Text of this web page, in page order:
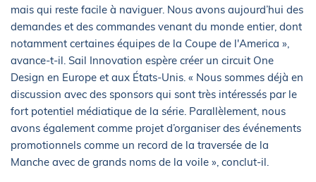
mais qui reste facile à naviguer. Nous avons aujourd’hui des
demandes et des commandes venant du monde entier, dont
notamment certaines équipes de la Coupe de l'America »,
avance-t-il. Sail Innovation espère créer un circuit One
Design en Europe et aux États-Unis. « Nous sommes déjà en
discussion avec des sponsors qui sont très intéressés par le
fort potentiel médiatique de la série. Parallèlement, nous
avons également comme projet d’organiser des événements
promotionnels comme un record de la traversée de la
Manche avec de grands noms de la voile », conclut-il.